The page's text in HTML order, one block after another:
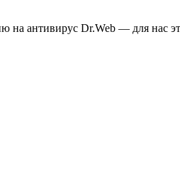
антивирус Dr.Web — для нас